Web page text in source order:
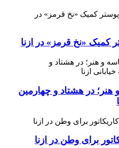
کمیک «نخ قرمز» در ازنا
هنر؛ در هشتاد و چهارمین
برای وطن در ازنا